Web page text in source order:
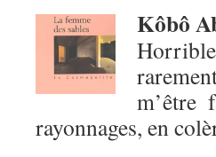
Kôbô
m’être
rayonnages, en